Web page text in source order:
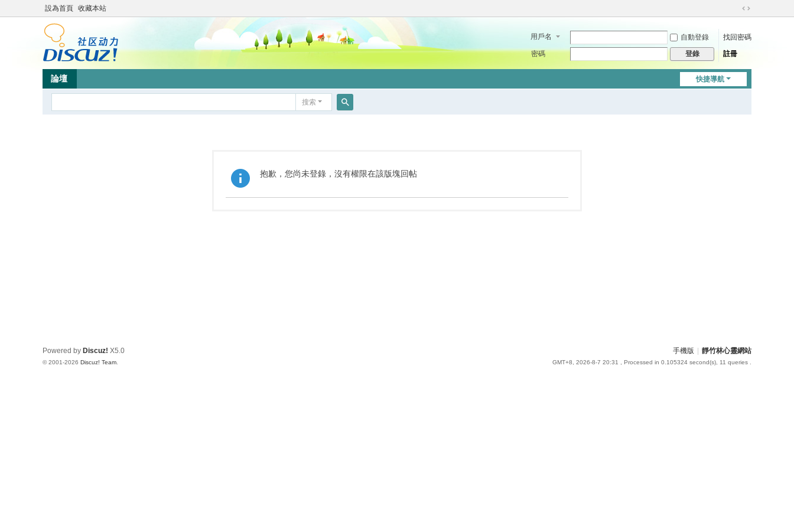
設為首頁 收藏本站
切
到
用戶名 自動登錄
找回密碼
密碼
登錄 註冊
快捷導航
論壇
搜索
抱歉，您尚未登錄，沒有權限在該版塊回帖
手機版 靜竹林心靈網站
GMT+8, 2026-8-7 20:31 , Processed in 0.105324 second(s), 11 queries .
Powered by Discuz! X5.0
© 2001-2026 Discuz! Team